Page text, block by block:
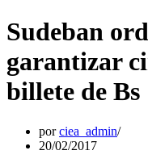
Sudeban
garantizar
billete de Bs
porciea_admin
20/02/2017